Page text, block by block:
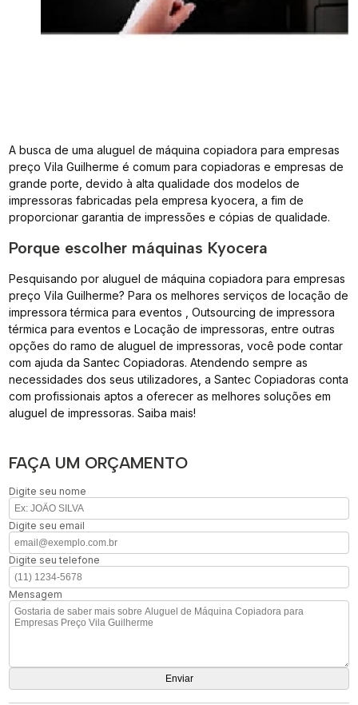
A busca de uma aluguel de máquina copiadora para empresas
preço Vila Guilherme é comum para copiadoras e empresas de
grande porte, devido à alta qualidade dos modelos de
impressoras fabricadas pela empresa kyocera, a fim de
proporcionar garantia de impressões e cópias de qualidade.
Porque escolher máquinas Kyocera
Pesquisando por aluguel de máquina copiadora para empresas
preço Vila Guilherme? Para os melhores serviços de locação de
impressora térmica para eventos , Outsourcing de impressora
térmica para eventos e Locação de impressoras, entre outras
opções do ramo de aluguel de impressoras, você pode contar
com ajuda da Santec Copiadoras. Atendendo sempre as
necessidades dos seus utilizadores, a Santec Copiadoras conta
com profissionais aptos a oferecer as melhores soluções em
aluguel de impressoras. Saiba mais!
FAÇA UM ORÇAMENTO
Digite seu nome
Digite seu email
Digite seu telefone
Mensagem